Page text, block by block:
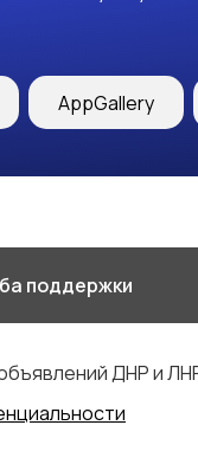
AppGallery
поддержки
ДНР и